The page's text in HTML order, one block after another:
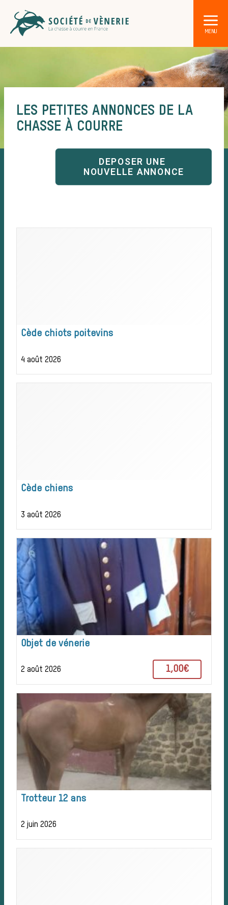
Les acteurs de la vènerie
Les animaux
Les chevaux de
chasse
idées reçues
Bien-être animal
Héritage
Histoire de la
chasse à courre
Patrimoine
Équipages
La trompe de
chasse
LES PETITES ANNONCES DE LA
CHASSE À COURRE
DEPOSER UNE
NOUVELLE ANNONCE
Cède chiots poitevins
4 août 2026
Cède chiens
3 août 2026
Objet de vénerie
2 août 2026 1,00€
Trotteur 12 ans
2 juin 2026